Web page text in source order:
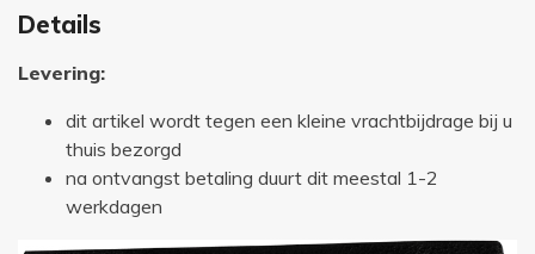
Details
Levering:
dit artikel wordt tegen een kleine vrachtbijdrage bij u
thuis bezorgd
na ontvangst betaling duurt dit meestal 1-2
werkdagen